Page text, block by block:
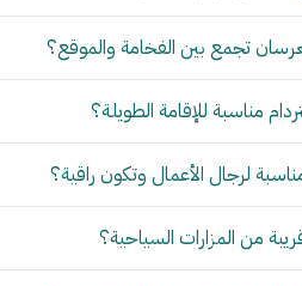
تجمع بين الفخامة والموقع؟
مناسبة للإقامة الطويلة؟
لرجال الأعمال وتكون راقية؟
من المزارات السياحية؟